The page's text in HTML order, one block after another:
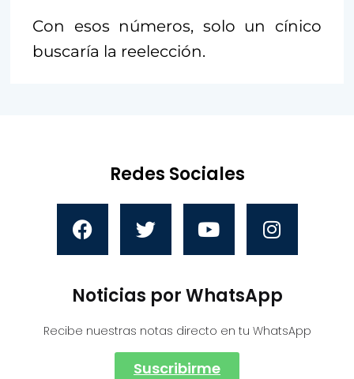
Con esos números, solo un cínico
buscaría la reelección.
Redes Sociales
Noticias por WhatsApp
Recibe nuestras notas directo en tu WhatsApp
Suscribirme